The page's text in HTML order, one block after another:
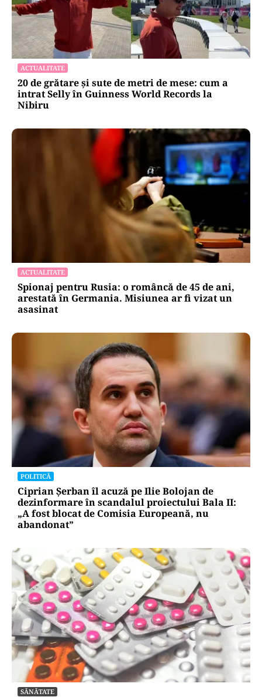
ACTUALITATE
20 de grătare și sute de metri de mese: cum a
intrat Selly în Guinness World Records la
Nibiru
ACTUALITATE
Spionaj pentru Rusia: o româncă de 45 de ani,
arestată în Germania. Misiunea ar fi vizat un
asasinat
POLITICĂ
Ciprian Șerban îl acuză pe Ilie Bolojan de
dezinformare în scandalul proiectului Bala II:
„A fost blocat de Comisia Europeană, nu
abandonat”
SĂNĂTATE